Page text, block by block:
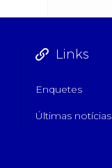
Links
Enquetes
Últimas notícias